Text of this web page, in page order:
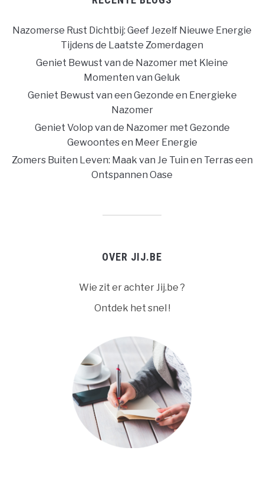
Nazomerse Rust Dichtbij: Geef Jezelf Nieuwe Energie
Tijdens de Laatste Zomerdagen
Geniet Bewust van de Nazomer met Kleine
Momenten van Geluk
Geniet Bewust van een Gezonde en Energieke
Nazomer
Geniet Volop van de Nazomer met Gezonde
Gewoontes en Meer Energie
Zomers Buiten Leven: Maak van Je Tuin en Terras een
Ontspannen Oase
OVER JIJ.BE
Wie zit er achter Jij.be ?
Ontdek het snel !